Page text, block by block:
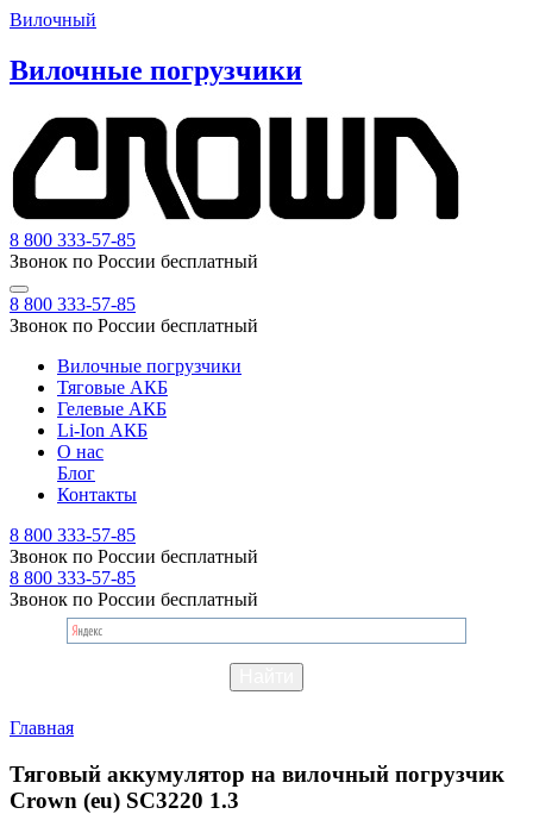
Вилочный
Вилочные погрузчики
8 800 333-57-85
Звонок по России бесплатный
8 800 333-57-85
Звонок по России бесплатный
Вилочные погрузчики
Тяговые АКБ
Гелевые АКБ
Li-Ion АКБ
О нас
Блог
Контакты
8 800 333-57-85
Звонок по России бесплатный
8 800 333-57-85
Звонок по России бесплатный
Главная
Тяговый аккумулятор на вилочный погрузчик
Crown (eu) SC3220 1.3